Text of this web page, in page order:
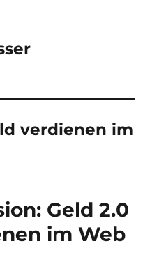
verdienen im
Geld 2.0
im Web